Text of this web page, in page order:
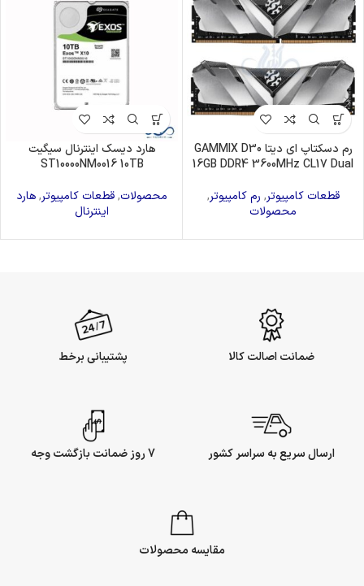
رم دسکتاپ ای دیتا GAMMIX D30
16GB DDR4 3600MHz CL17 Dual
قطعات کامپیوتر, رم کامپیوتر,
محصولات
هارد دیسک اینترنال سیگیت
ST10000NM0016 10TB
محصولات,قطعات کامپیوتر,هارد
اینترنال
ضمانت اصالت کالا پشتیبانی برخط
ارسال سریع به سراسر کشور 7 روز ضمانت بازگشت وجه
مقایسه محصولات